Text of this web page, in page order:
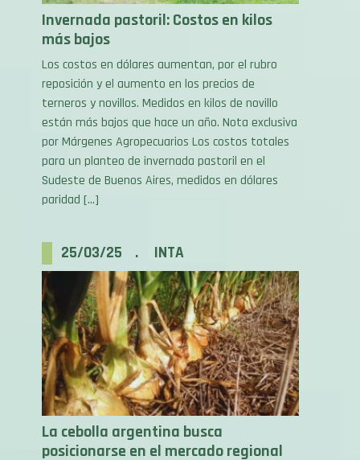
más bajos
Los costos en dólares aumentan, por el rubro
reposición y el aumento en los precios de
terneros y novillos. Medidos en kilos de novillo
están más bajos que hace un año. Nota exclusiva
por Márgenes Agropecuarios Los costos totales
para un planteo de invernada pastoril en el
Sudeste de Buenos Aires, medidos en dólares
paridad […]
La cebolla argentina busca
posicionarse en el mercado regional
En el país, más del 70 % de las variedades